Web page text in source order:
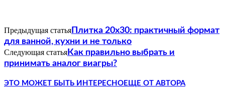
Предыдущая статья Плитка 20х30: практичный формат
для ванной, кухни и не только
Следующая статьяКак правильно выбрать и
принимать аналог виагры?
ЭТО МОЖЕТ БЫТЬ ИНТЕРЕСНО ЕЩЕ ОТ АВТОРА